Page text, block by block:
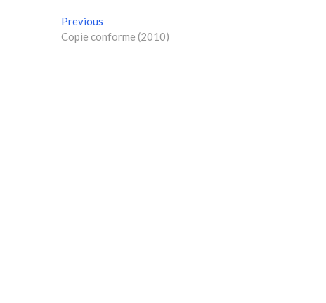
N
a
Previous
r
Copie conforme (2010)